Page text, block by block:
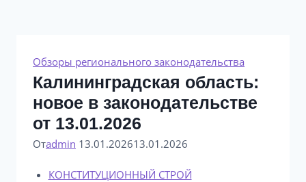
Обзоры регионального законодательства
Калининградская область:
новое в законодательстве
от 13.01.2026
Отadmin 13.01.202613.01.2026
КОНСТИТУЦИОННЫЙ СТРОЙ